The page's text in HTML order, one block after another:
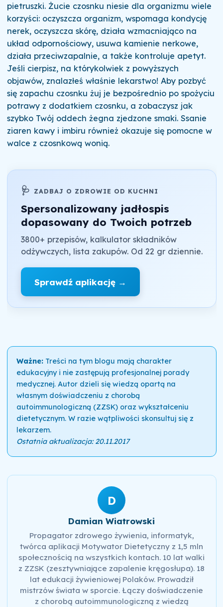
pietruszki. Żucie czosnku niesie dla organizmu wiele
korzyści: oczyszcza organizm, wspomaga kondycję
nerek, oczyszcza skórę, działa wzmacniająco na
układ odpornościowy, usuwa kamienie nerkowe,
działa przeciwzapalnie, a także kontroluje apetyt.
Jeśli cierpisz, na którykolwiek z powyższych
objawów, znalazłeś właśnie lekarstwo! Aby pozbyć
się zapachu czosnku żuj je bezpośrednio po spożyciu
potrawy z dodatkiem czosnku, a zobaczysz jak
szybko Twój oddech żegna zjedzone smaki. Ssanie
ziaren kawy i imbiru również okazuje się pomocne w
walce z czosnkową wonią.
🩺 ZADBAJ O ZDROWIE OD KUCHNI
Spersonalizowany jadłospis
dopasowany do Twoich potrzeb
3800+ przepisów, kalkulator składników
odżywczych, lista zakupów. Od 22 gr dziennie.
Sprawdź aplikację →
Ważne:Treści na tym blogu mają charakter
edukacyjny i nie zastępują profesjonalnej porady
medycznej. Autor dzieli się wiedzą opartą na
własnym doświadczeniu z chorobą
autoimmunologiczną (ZZSK) oraz wykształceniu
dietetycznym. W razie wątpliwości skonsultuj się z
lekarzem.
Ostatnia aktualizacja: 20.11.2017
D
Damian Wiatrowski
Propagator zdrowego żywienia, informatyk,
twórca aplikacji Motywator Dietetyczny z 1,5 mln
społecznością na wszystkich kontach. 10 lat walki
z ZZSK (zesztywniające zapalenie kręgosłupa). 18
lat edukacji żywieniowej Polaków. Prowadził
mistrzów świata w sporcie. Łączy doświadczenie
z chorobą autoimmunologiczną z wiedzą